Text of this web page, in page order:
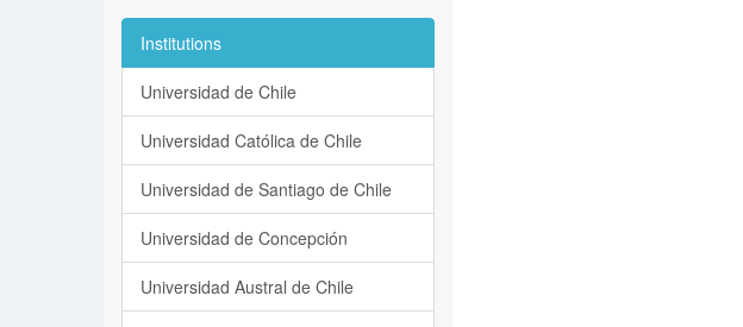
Institutions
Universidad de Chile
Universidad Católica de Chile
Universidad de Santiago de Chile
Universidad de Concepción
Universidad Austral de Chile